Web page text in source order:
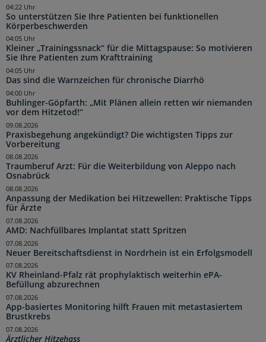
So unterstützen Sie Ihre Patienten bei funktionellen
Körperbeschwerden
04:22 Uhr
Kleiner „Trainingssnack“ für die Mittagspause: So motivieren
Sie Ihre Patienten zum Krafttraining
04:05 Uhr
Das sind die Warnzeichen für chronische Diarrhö
04:05 Uhr
Buhlinger-Göpfarth: „Mit Plänen allein retten wir niemanden
vor dem Hitzetod!“
04:00 Uhr
Praxisbegehung angekündigt? Die wichtigsten Tipps zur
Vorbereitung
09.08.2026
Traumberuf Arzt: Für die Weiterbildung von Aleppo nach
Osnabrück
08.08.2026
Anpassung der Medikation bei Hitzewellen: Praktische Tipps
für Ärzte
08.08.2026
AMD: Nachfüllbares Implantat statt Spritzen
07.08.2026
Neuer Bereitschaftsdienst in Nordrhein ist ein Erfolgsmodell
07.08.2026
KV Rheinland-Pfalz rät prophylaktisch weiterhin ePA-
Befüllung abzurechnen
07.08.2026
App-basiertes Monitoring hilft Frauen mit metastasiertem
Brustkrebs
07.08.2026
Ärztlicher Hitzehass
07.08.2026